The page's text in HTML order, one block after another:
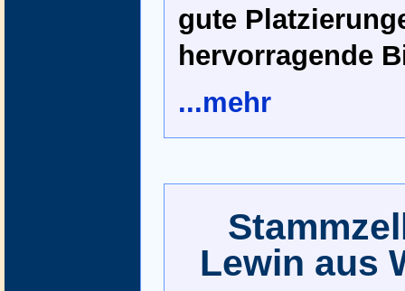
gute
hervorragende
...mehr
Lewin aus